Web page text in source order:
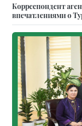
Корреспондент
впечатлениями о